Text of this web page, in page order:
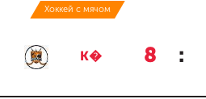
Хоккей с мячом
К� 8 :